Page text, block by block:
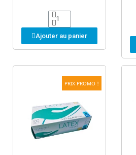
Ajouter au panier
PRIX PROMO !